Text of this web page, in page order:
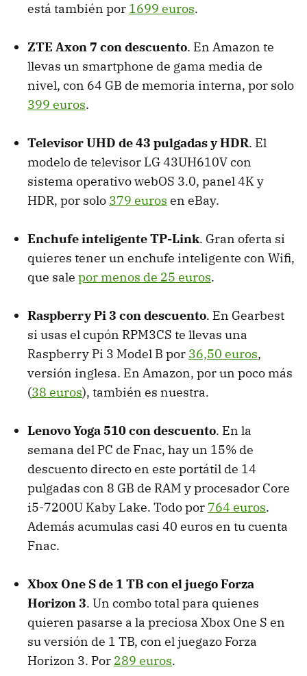
está también por 1699 euros.
ZTE Axon 7 con descuento. En Amazon te
llevas un smartphone de gama media de
nivel, con 64 GB de memoria interna, por solo
399 euros.
Televisor UHD de 43 pulgadas y HDR. El
modelo de televisor LG 43UH610V con
sistema operativo webOS 3.0, panel 4K y
HDR, por solo 379 euros en eBay.
Enchufe inteligente TP-Link. Gran oferta si
quieres tener un enchufe inteligente con Wifi,
que sale por menos de 25 euros.
Raspberry Pi 3 con descuento. En Gearbest
si usas el cupón RPM3CS te llevas una
Raspberry Pi 3 Model B por 36,50 euros,
versión inglesa. En Amazon, por un poco más
(38 euros), también es nuestra.
Lenovo Yoga 510 con descuento. En la
semana del PC de Fnac, hay un 15% de
descuento directo en este portátil de 14
pulgadas con 8 GB de RAM y procesador Core
i5-7200U Kaby Lake. Todo por 764 euros.
Además acumulas casi 40 euros en tu cuenta
Fnac.
Xbox One S de 1 TB con el juego Forza
Horizon 3. Un combo total para quienes
quieren pasarse a la preciosa Xbox One S en
su versión de 1 TB, con el juegazo Forza
Horizon 3. Por 289 euros.